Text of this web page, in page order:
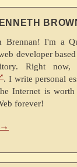
la
binaire
en
Robert en
l'écriture
2025,
et la
langue
Brennan! I'm a
developer
Right
. I write personal
Internet is
forever!
→